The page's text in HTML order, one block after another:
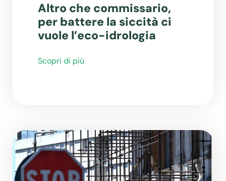
Altro che commissario,
per battere la siccità ci
vuole l’eco-idrologia
Scopri di più